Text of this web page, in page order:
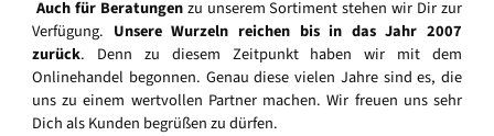
Auch für Beratungenzu unserem Sortiment stehen wir Dir zur
Verfügung. Unsere Wurzeln reichen bis in das Jahr 2007
zurück. Denn zu diesem Zeitpunkt haben wir mit dem
Onlinehandel begonnen. Genau diese vielen Jahre sind es, die
uns zu einem wertvollen Partner machen. Wir freuen uns sehr
Dich als Kunden begrüßen zu dürfen.